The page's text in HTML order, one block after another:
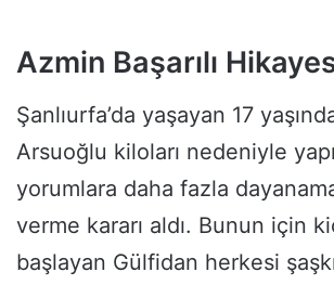
Azmin Başarılı
Şanlıurfa’da yaşayan 17
Arsuoğlu kiloları nedeniyle
yorumlara daha fazla
verme kararı aldı. Bunun için
başlayan Gülfidan herkesi